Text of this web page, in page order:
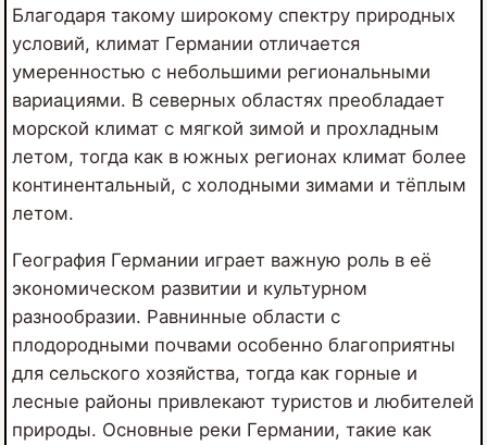
Благодаря такому широкому спектру природных
условий, климат Германии отличается
умеренностью с небольшими региональными
вариациями. В северных областях преобладает
морской климат с мягкой зимой и прохладным
летом, тогда как в южных регионах климат более
континентальный, с холодными зимами и тёплым
летом.
География Германии играет важную роль в её
экономическом развитии и культурном
разнообразии. Равнинные области с
плодородными почвами особенно благоприятны
для сельского хозяйства, тогда как горные и
лесные районы привлекают туристов и любителей
природы. Основные реки Германии, такие как